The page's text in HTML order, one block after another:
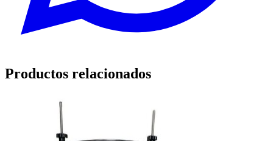
Productos relacionados